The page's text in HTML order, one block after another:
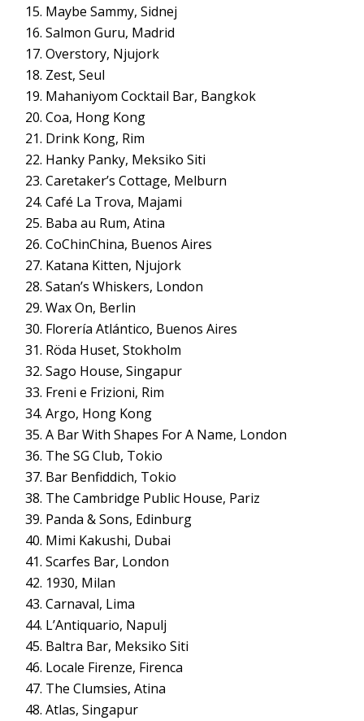
Maybe Sammy, Sidnej
Salmon Guru, Madrid
Overstory, Njujork
Zest, Seul
Mahaniyom Cocktail Bar, Bangkok
Coa, Hong Kong
Drink Kong, Rim
Hanky Panky, Meksiko Siti
Caretaker’s Cottage, Melburn
Café La Trova, Majami
Baba au Rum, Atina
CoChinChina, Buenos Aires
Katana Kitten, Njujork
Satan’s Whiskers, London
Wax On, Berlin
Florería Atlántico, Buenos Aires
Röda Huset, Stokholm
Sago House, Singapur
Freni e Frizioni, Rim
Argo, Hong Kong
A Bar With Shapes For A Name, London
The SG Club, Tokio
Bar Benfiddich, Tokio
The Cambridge Public House, Pariz
Panda & Sons, Edinburg
Mimi Kakushi, Dubai
Scarfes Bar, London
1930, Milan
Carnaval, Lima
L’Antiquario, Napulj
Baltra Bar, Meksiko Siti
Locale Firenze, Firenca
The Clumsies, Atina
Atlas, Singapur